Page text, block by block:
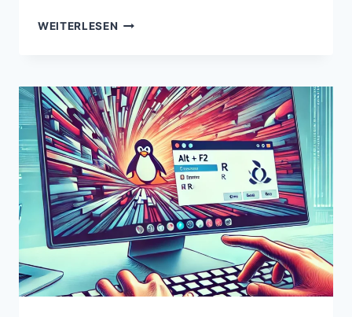
WEITERLESEN VERSCHLÜSSELTE